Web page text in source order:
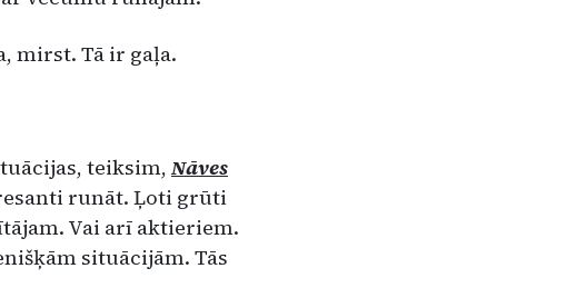
mirst. Tā ir gaļa.
teiksim, Nāves
runāt. Ļoti grūti
Vai arī aktieriem.
situācijām. Tās